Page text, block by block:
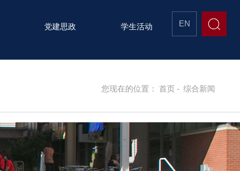
EN
党建思政 学生活动
您现在的位置： 首页 - 综合新闻